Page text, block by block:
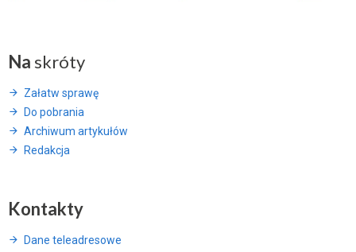
Na skróty
Załatw sprawę
Do pobrania
Archiwum artykułów
Redakcja
Kontakty
Dane teleadresowe